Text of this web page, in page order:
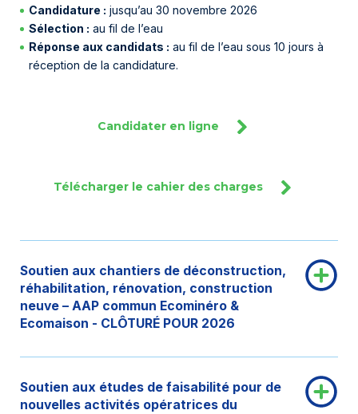
Candidature : jusqu’au 30 novembre 2026
Sélection : au fil de l’eau
Réponse aux candidats : au fil de l’eau sous 10 jours à
réception de la candidature.
Candidater en ligne
Télécharger le cahier des charges
Soutien aux chantiers de déconstruction,
réhabilitation, rénovation, construction
neuve – AAP commun Ecominéro &
Ecomaison - CLÔTURÉ POUR 2026
Soutien aux études de faisabilité pour de
nouvelles activités opératrices du